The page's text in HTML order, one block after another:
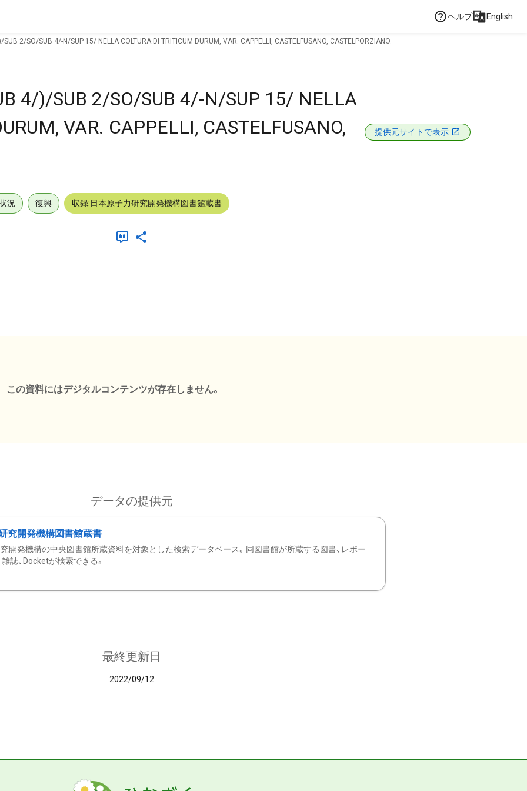
ヘルプ English
2/SO/SUB 4/-N/SUP 15/ NELLA COLTURA DI TRITICUM DURUM, VAR. CAPPELLI, CASTELFUSANO, CASTELPORZIANO.
4/)/SUB 2/SO/SUB 4/-N/SUP 15/ NELLA
VAR. CAPPELLI, CASTELFUSANO,
提供元サイトで表示
況 復興 収録:日本原子力研究開発機構図書館蔵書
この資料にはデジタルコンテンツが存在しません。
データの提供元
究開発機構図書館蔵書
開発機構の中央図書館所蔵資料を対象とした検索データベース。同図書館が所蔵する図書、レポー
雑誌、Docketが検索できる。
最終更新日
2022/09/12